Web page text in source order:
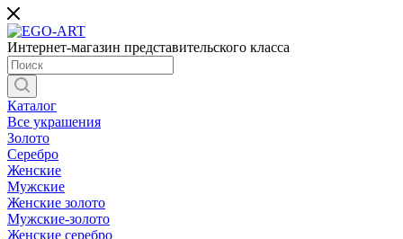
Интернет-магазин представительского класса
Каталог
Все украшения
Золото
Серебро
Женские
Мужские
Женские золото
Мужские-золото
Женские серебро